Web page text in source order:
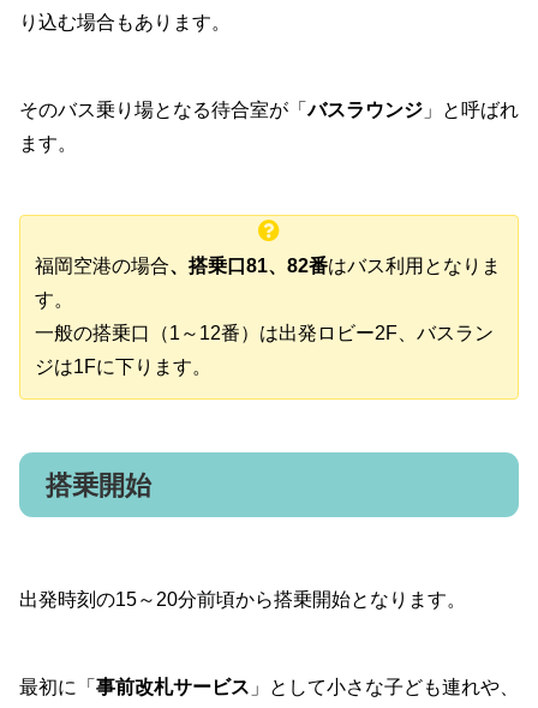
り込む場合もあります。
そのバス乗り場となる待合室が「バスラウンジ 」と呼ばれ
ます。
福岡空港の場合、搭乗口81、82番はバス利用となりま
す。
一般の搭乗口（1～12番）は出発ロビー2F、バスラン
ジは1Fに下ります。
搭乗開始
出発時刻の15～20分前頃から搭乗開始となります。
最初に「 事前改札サービス 」として小さな子ども連れや、